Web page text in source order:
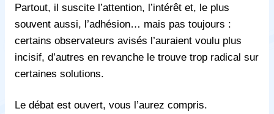
Partout, il suscite l’attention, l’intérêt et, le plus
souvent aussi, l’adhésion… mais pas toujours :
certains observateurs avisés l’auraient voulu plus
incisif, d’autres en revanche le trouve trop radical sur
certaines solutions.
Le débat est ouvert, vous l’aurez compris.